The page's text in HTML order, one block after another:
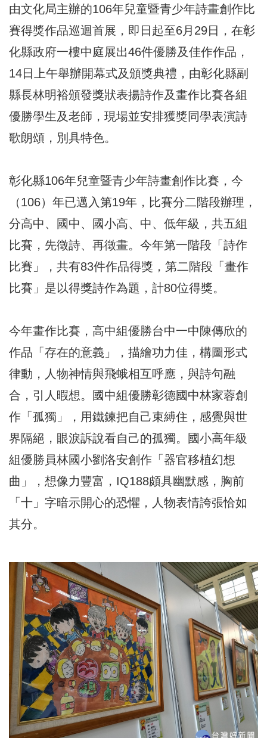
由文化局主辦的106年兒童暨青少年詩畫創作比
賽得獎作品巡迴首展，即日起至6月29日，在彰
化縣政府一樓中庭展出46件優勝及佳作作品，
14日上午舉辦開幕式及頒獎典禮，由彰化縣副
縣長林明裕頒發獎狀表揚詩作及畫作比賽各組
優勝學生及老師，現場並安排獲獎同學表演詩
歌朗頌，別具特色。
彰化縣106年兒童暨青少年詩畫創作比賽，今
（106）年已邁入第19年，比賽分二階段辦理，
分高中、國中、國小高、中、低年級，共五組
比賽，先徵詩、再徵畫。今年第一階段「詩作
比賽」，共有83件作品得獎，第二階段「畫作
比賽」是以得獎詩作為題，計80位得獎。
今年畫作比賽，高中組優勝台中一中陳傳欣的
作品「存在的意義」，描繪功力佳，構圖形式
律動，人物神情與飛蛾相互呼應，與詩句融
合，引人暇想。國中組優勝彰德國中林家蓉創
作「孤獨」，用鐵鍊把自己束縛住，感覺與世
界隔絕，眼淚訴說看自己的孤獨。國小高年級
組優勝員林國小劉洛安創作「器官移植幻想
曲」，想像力豐富，IQ188頗具幽默感，胸前
「十」字暗示開心的恐懼，人物表情誇張恰如
其分。